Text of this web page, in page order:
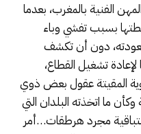
الفنية بالمغرب، بعدما
بسبب تفشي وباء
دون أن تكشف
تشغيل القطاع،
المقيتة عقول بعض ذوي
ما اتخذته البلدان التي
مجرد هرطقات…أمر